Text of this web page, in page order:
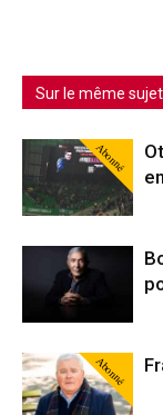
Sur le même sujet
Abonné
Abonné